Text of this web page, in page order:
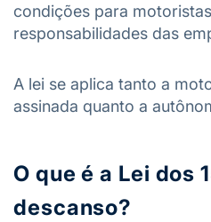
condições para
responsabilidades das
A lei se aplica tanto a
assinada quanto a
O que é a Lei dos
descanso?